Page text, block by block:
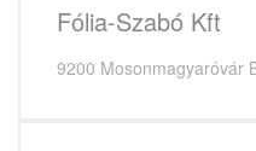
Fólia-Szabó Kft
9200 Mosonmagyaróvár